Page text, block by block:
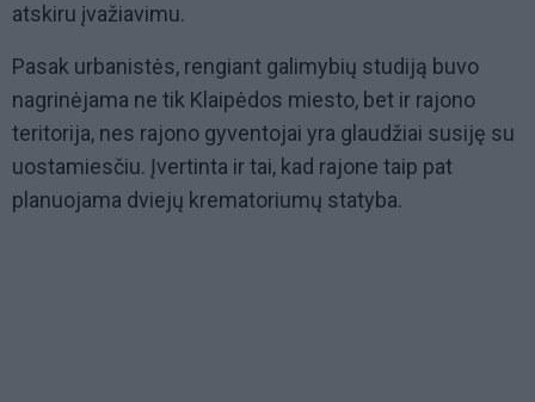
atskiru įvažiavimu.
Pasak urbanistės, rengiant galimybių studiją buvo
nagrinėjama ne tik Klaipėdos miesto, bet ir rajono
teritorija, nes rajono gyventojai yra glaudžiai susiję su
uostamiesčiu. Įvertinta ir tai, kad rajone taip pat
planuojama dviejų krematoriumų statyba.